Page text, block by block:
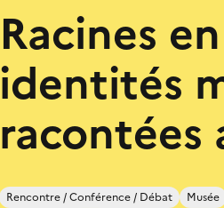
Racines
identités
racontées
Rencontre / Conférence / Débat Musée